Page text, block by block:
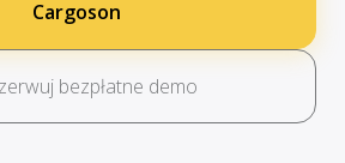
Cargoson
bezpłatne demo